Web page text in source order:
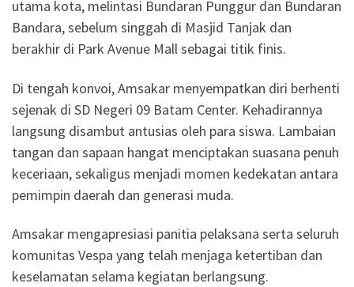
utama kota, melintasi Bundaran Punggur dan Bundaran
Bandara, sebelum singgah di Masjid Tanjak dan
berakhir di Park Avenue Mall sebagai titik finis.
Di tengah konvoi, Amsakar menyempatkan diri berhenti
sejenak di SD Negeri 09 Batam Center. Kehadirannya
langsung disambut antusias oleh para siswa. Lambaian
tangan dan sapaan hangat menciptakan suasana penuh
keceriaan, sekaligus menjadi momen kedekatan antara
pemimpin daerah dan generasi muda.
Amsakar mengapresiasi panitia pelaksana serta seluruh
komunitas Vespa yang telah menjaga ketertiban dan
keselamatan selama kegiatan berlangsung.